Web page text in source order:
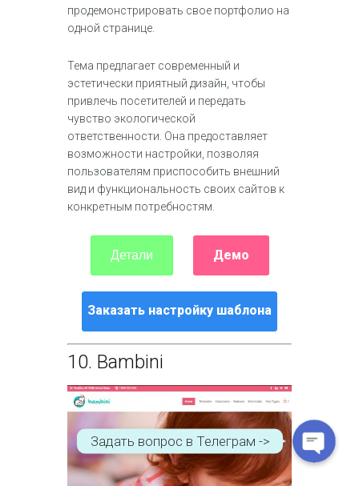
продемонстрировать свое портфолио на
одной странице.
Тема предлагает современный и
эстетически приятный дизайн, чтобы
привлечь посетителей и передать
чувство экологической
ответственности. Она предоставляет
возможности настройки, позволяя
пользователям приспособить внешний
вид и функциональность своих сайтов к
конкретным потребностям.
Детали Демо
Заказать настройку шаблона
10. Bambini
Задать вопрос в Телеграм ->